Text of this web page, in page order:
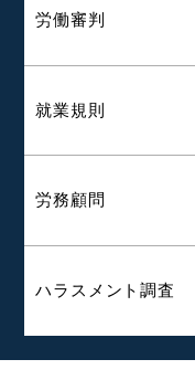
労働審判
就業規則
労務顧問
ハラスメント調査